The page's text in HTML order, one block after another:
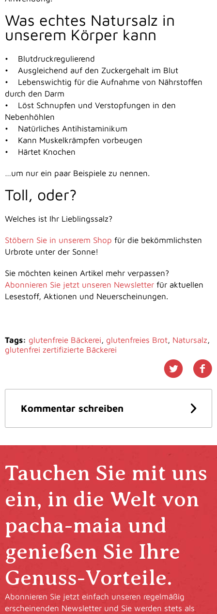
Was echtes Natursalz in
unserem Körper kann
• Blutdruckregulierend
• Ausgleichend auf den Zuckergehalt im Blut
• Lebenswichtig für die Aufnahme von Nährstoffen
durch den Darm
• Löst Schnupfen und Verstopfungen in den
Nebenhöhlen
• Natürliches Antihistaminikum
• Kann Muskelkrämpfen vorbeugen
• Härtet Knochen
…um nur ein paar Beispiele zu nennen.
Toll, oder?
Welches ist Ihr Lieblingssalz?
Stöbern Sie in unserem Shop für die bekömmlichsten
Urbrote unter der Sonne!
Sie möchten keinen Artikel mehr verpassen?
Abonnieren Sie jetzt unseren Newsletter für aktuellen
Lesestoff, Aktionen und Neuerscheinungen.
Tags: glutenfreie Bäckerei, glutenfreies Brot, Natursalz,
glutenfrei zertifizierte Bäckerei
Kommentar schreiben
Tauchen Sie mit uns
ein, in die Welt von
pacha-maia und
genießen Sie Ihre
Genuss-Vorteile.
Abonnieren Sie jetzt einfach unseren regelmäßig
erscheinenden Newsletter und Sie werden stets als